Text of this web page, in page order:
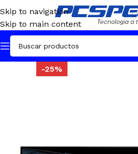
Skip to navigation
Skip to main content
-25%